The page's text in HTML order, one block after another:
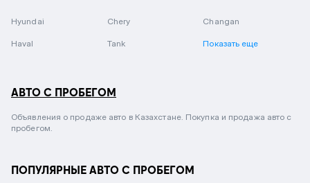
Hyundai Chery Changan
Haval Tank Показать еще
АВТО С ПРОБЕГОМ
Объявления о продаже авто в Казахстане. Покупка и продажа авто с
пробегом.
ПОПУЛЯРНЫЕ АВТО С ПРОБЕГОМ